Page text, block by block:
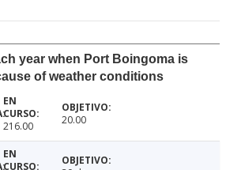
year when Port Boingoma is
of weather conditions
216.00 20.00